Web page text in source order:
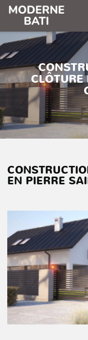
CLÔTURE
EN PIERRE